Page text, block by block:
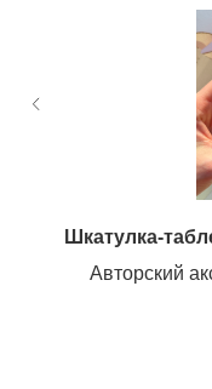
Шкатулка-
Авторский